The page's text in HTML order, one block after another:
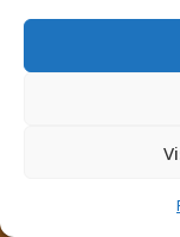
secondo la